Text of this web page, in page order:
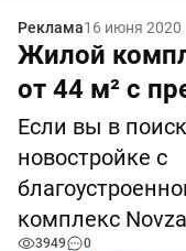
Реклама16 июня 2020
Жилой
от 44 м² с
Если вы в
новостройке с
комплекс
3949 0